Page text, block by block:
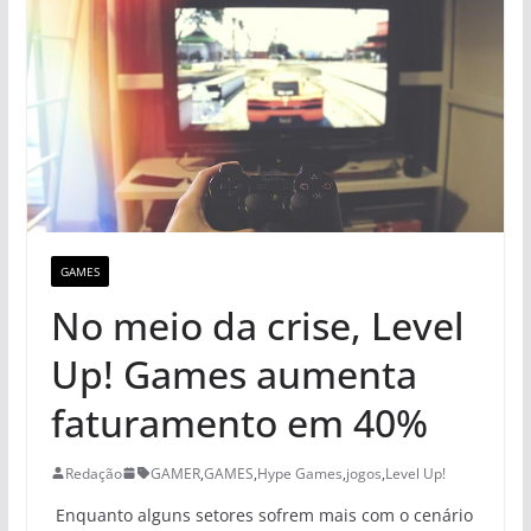
GAMES
No meio da crise, Level
Up! Games aumenta
faturamento em 40%
Redação GAMER,GAMES,Hype Games,jogos,Level Up!
Enquanto alguns setores sofrem mais com o cenário